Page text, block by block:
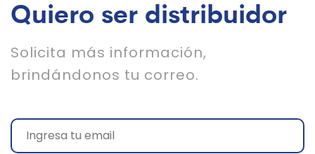
Quiero ser distribuidor
Solicita más información,
brindándonos tu correo.